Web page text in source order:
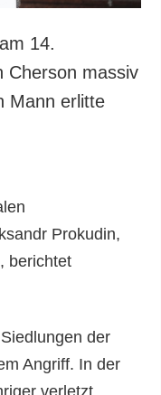
14.
Cherson massiv
Mann erlitte
Prokudin,
berichtet
der
Angriff. In der
verletzt.